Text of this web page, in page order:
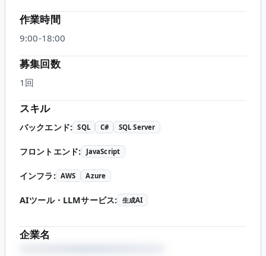
作業時間
9:00-18:00
募集回数
1回
スキル
バックエンド: SQL C# SQL Server
フロントエンド: JavaScript
インフラ: AWS Azure
AIツール・LLMサービス: 生成AI
企業名